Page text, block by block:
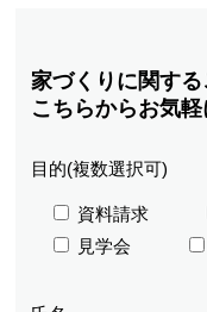
家づくりに関する
こちらからお気軽
目的(複数選択可)
資料請求
見学会